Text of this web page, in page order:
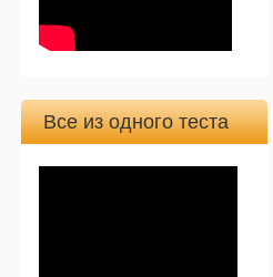
Все из одного теста